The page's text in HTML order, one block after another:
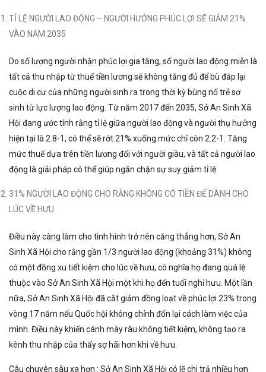
TỈ LỆ NGƯỜI LAO ĐỘNG – NGƯỜI HƯỞNG PHÚC LỢI SẼ GIẢM 21%
VÀO NĂM 2035
Do số lượng người nhận phúc lợi gia tăng, số người lao động miễn là
tất cả thu nhập từ thuế tiền lương sẽ không tăng đủ để bù đắp lại
cuộc di cư của những người sinh ra trong thời kỳ bùng nổ trẻ sơ
sinh từ lực lượng lao động. Từ năm 2017 đến 2035, Sở An Sinh Xã
Hội đang ước tính rằng tỉ lệ giữa người lao động và người thụ hưởng
hiện tại là 2.8-1, có thể sẽ rớt 21% xuống mức chỉ còn 2.2-1. Tăng
mức thuế dựa trên tiền lương đối với người giàu, và tất cả người lao
động là giải pháp có thể giúp ngăn chặn sự suy giảm tỉ lệ.
31% NGƯỜI LAO ĐỘNG CHO RẰNG KHÔNG CÓ TIỀN ĐỂ DÀNH CHO
LÚC VỀ HƯU
Điều này càng làm cho tình hình trở nên căng thẳng hơn, Sở An
Sinh Xã Hội cho rằng gần 1/3 người lao động (khoảng 31%) không
có một đồng xu tiết kiệm cho lúc về hưu, có nghĩa họ đang quá lệ
thuộc vào Sở An Sinh Xã Hội một khi họ đến tuổi nghỉ hưu. Một lần
nữa, Sở An Sinh Xã Hội đã cắt giảm đồng loạt về phúc lợi 23% trong
vòng 17 năm nếu Quốc hội không chỉnh đốn lại cách làm việc của
mình. Điều này khiến cánh mày râu không tiết kiệm, không tạo ra
kênh thu nhập của thấy sợ hãi hơn khi về hưu.
Câu chuyên sâu xa hơn : Sở An Sinh Xã Hội có lẽ chi trả nhiều hơn